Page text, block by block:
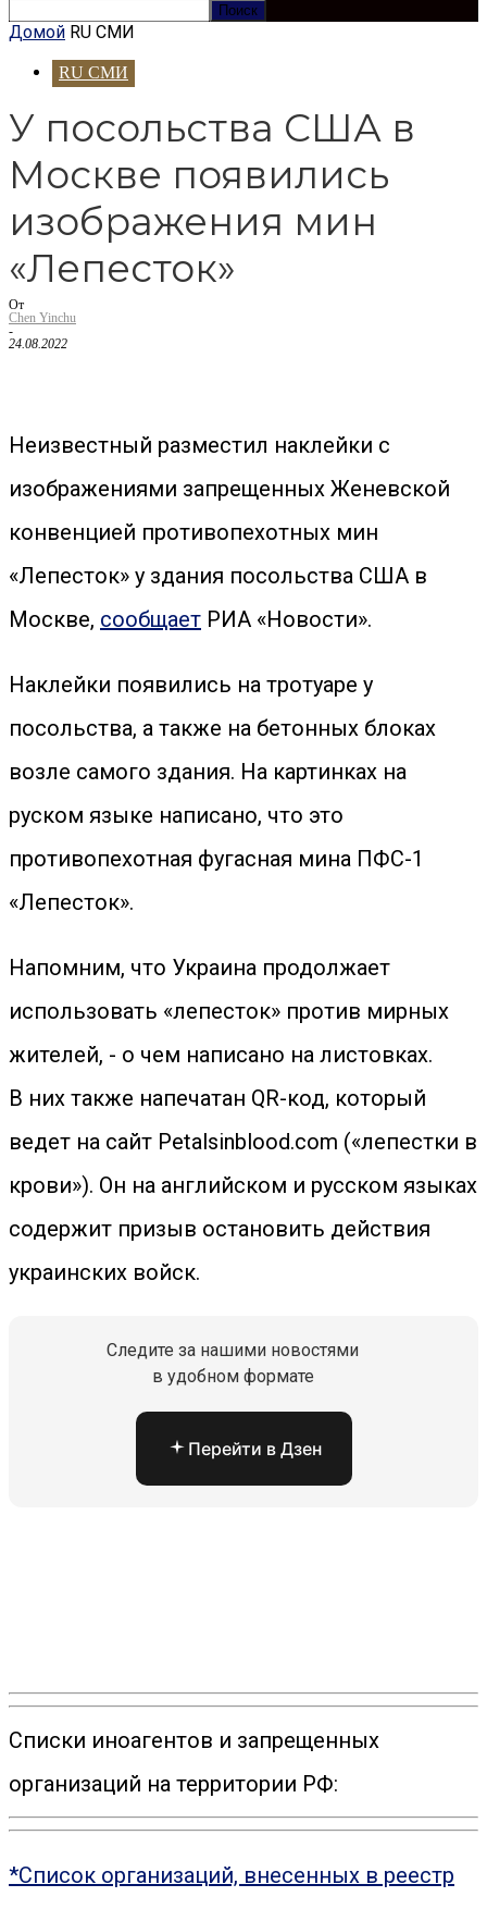
Домой RU СМИ
RU СМИ
У посольства США в
Москве появились
изображения мин
«Лепесток»
От
Chen Yinchu
-
24.08.2022
Неизвестный разместил наклейки с
изображениями запрещенных Женевской
конвенцией противопехотных мин
«Лепесток» у здания посольства США в
Москве, сообщает РИА «Новости».
Наклейки появились на тротуаре у
посольства, а также на бетонных блоках
возле самого здания. На картинках на
руском языке написано, что это
противопехотная фугасная мина ПФС-1
«Лепесток».
Напомним, что Украина продолжает
использовать «лепесток» против мирных
жителей, - о чем написано на листовках.
В них также напечатан QR-код, который
ведет на сайт Petalsinblood.com («лепестки в
крови»). Он на английском и русском языках
содержит призыв остановить действия
украинских войск.
Следите за нашими новостями
в удобном формате
Перейти в Дзен
Списки иноагентов и запрещенных
организаций на территории РФ:
*Список организаций, внесенных в реестр